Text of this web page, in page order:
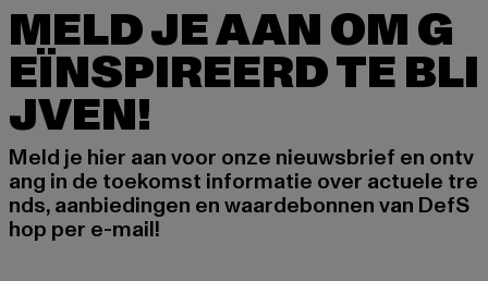
MELD JE AAN OM G
EÏNSPIREERD TE BLI
JVEN!
Meld je hier aan voor onze nieuwsbrief en ontv
ang in de toekomst informatie over actuele tre
nds, aanbiedingen en waardebonnen van DefS
hop per e-mail!